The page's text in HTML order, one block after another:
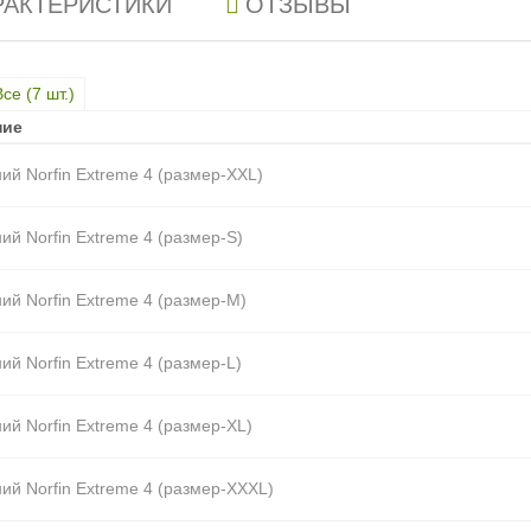
ОТЗЫВЫ
(7 шт.)
Norfin Extreme 4 (размер-XXL)
Norfin Extreme 4 (размер-S)
Norfin Extreme 4 (размер-M)
Norfin Extreme 4 (размер-L)
Norfin Extreme 4 (размер-XL)
Norfin Extreme 4 (размер-XXXL)